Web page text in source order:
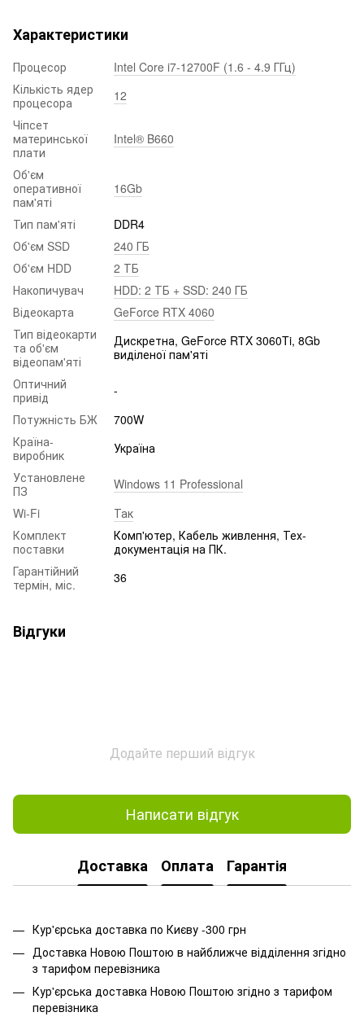
Характеристики
Процесор
Intel Core i7-12700F (1.6 - 4.9 ГГц)
Кількість ядер
процесора
12
Чіпсет
материнської
плати
Intel® B660
Об'єм
оперативної
пам'яті
16Gb
Тип пам'яті
DDR4
Об'єм SSD
240 ГБ
Об'єм HDD
2 ТБ
Накопичувач
HDD: 2 ТБ + SSD: 240 ГБ
Відеокарта
GeForce RTX 4060
Тип відеокарти
та об'єм
відеопам'яті
Дискретна, GeForce RTX 3060Ti, 8Gb
виділеної пам'яті
Оптичний
привід
-
Потужність БЖ
700W
Країна-
виробник
Україна
Установлене
ПЗ
Windows 11 Professional
Wi-Fi
Так
Комплект
поставки
Комп'ютер, Кабель живлення, Тех-
документація на ПК.
Гарантійний
термін, міс.
36
Відгуки
Додайте перший відгук
Написати відгук
Доставка Оплата Гарантія
Кур'єрська доставка по Києву -300 грн
Доставка Новою Поштою в найближче відділення згідно
з тарифом перевізника
Кур'єрська доставка Новою Поштою згідно з тарифом
перевізника